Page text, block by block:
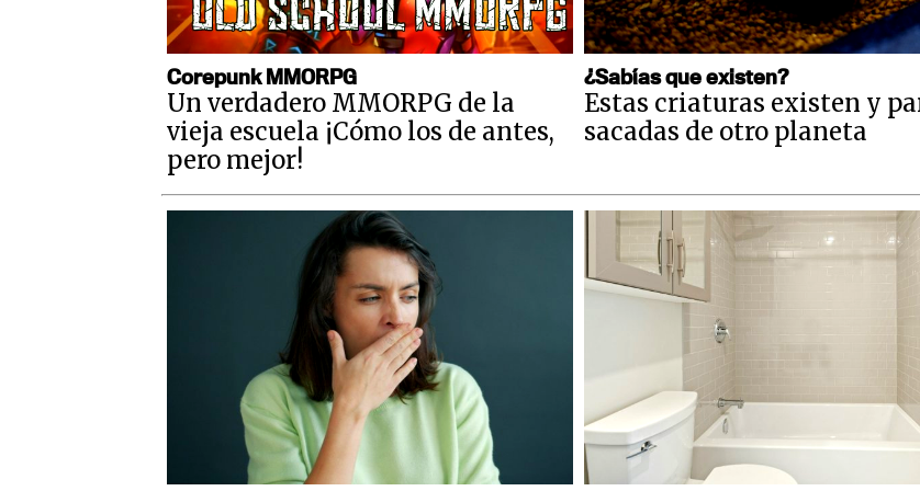
Corepunk MMORPG
Un verdadero MMORPG de la
vieja escuela ¡Cómo los de antes,
pero mejor!
¿Sabías que existen?
Estas criaturas existen y
sacadas de otro planeta